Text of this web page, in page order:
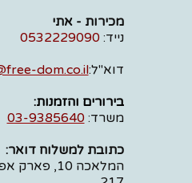
מכירות - אתי
נייד: 0532229090
דוא"ל:dom.co.il
בירורים והזמנות:
משרד:03-9385640
כתובת למשלוח דואר:
המלאכה 10,